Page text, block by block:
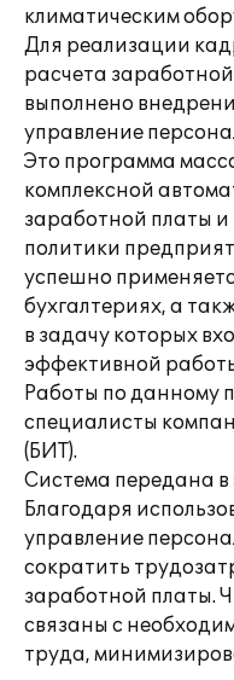
климатическим
Для реализации
расчета
выполнено
управление
Это программа
комплексной
заработной платы
политики
успешно
бухгалтериях, а
в задачу которых
эффективной
Работы по данному
специалисты
(БИТ).
Система передана
Благодаря
управление
сократить
заработной платы.
связаны с
труда,